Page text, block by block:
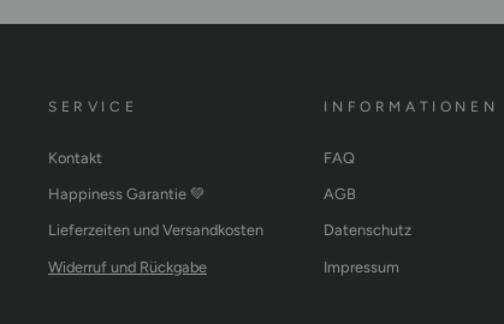
SERVICE
Kontakt
Happiness Garantie 💚
Lieferzeiten und Versandkosten
Widerruf und Rückgabe
INFORMATIONEN
FAQ
AGB
Datenschutz
Impressum